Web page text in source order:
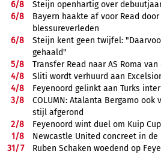
6/8
Steijn openhartig over
6/8
Bayern haakte af voor Read
blessureverleden
6/8
Steijn kent geen twijfel:
gehaald"
5/8
Transfer Read naar AS Roma van
4/8
Sliti wordt verhuurd aan Excelsior
4/8
Feyenoord gelinkt aan Turks
3/8
COLUMN: Atalanta Bergamo ook
stijl afgerond
2/8
Feyenoord wint duel om Kuip
1/8
Newcastle United concreet in
31/7
Ruben Schaken woedend op